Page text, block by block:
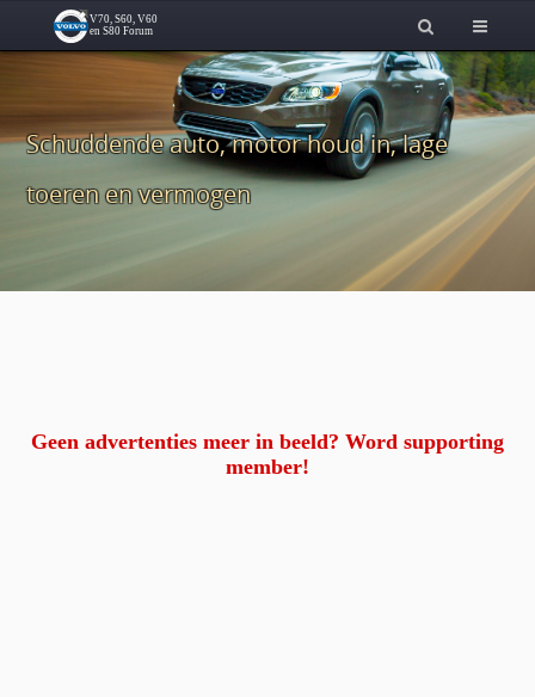
Schuddende auto, motor houd in, lage
toeren en vermogen
Geen advertenties meer in beeld? Word supporting
member!